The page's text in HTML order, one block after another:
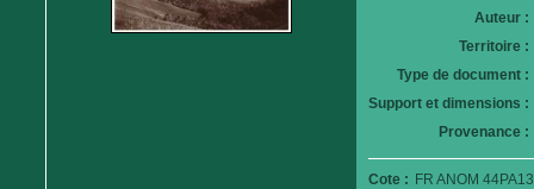
Auteur :
Territoire :
Type de document :
Support et dimensions :
Provenance :
Cote : FR ANOM